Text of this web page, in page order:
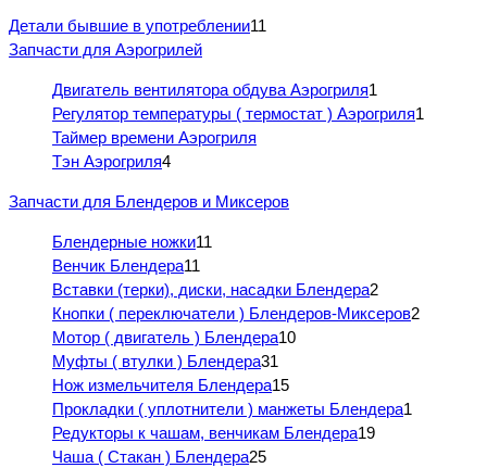
Детали бывшие в употреблении11
Запчасти для Аэрогрилей
Двигатель вентилятора обдува Аэрогриля1
Регулятор температуры ( термостат ) Аэрогриля1
Таймер времени Аэрогриля
Тэн Аэрогриля4
Запчасти для Блендеров и Миксеров
Блендерные ножки11
Венчик Блендера11
Вставки (терки), диски, насадки Блендера2
Кнопки ( переключатели ) Блендеров-Миксеров2
Мотор ( двигатель ) Блендера10
Муфты ( втулки ) Блендера31
Нож измельчителя Блендера15
Прокладки ( уплотнители ) манжеты Блендера1
Редукторы к чашам, венчикам Блендера19
Чаша ( Стакан ) Блендера25